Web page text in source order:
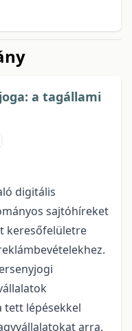
a tagállami
digitális
sajtóhíreket
keresőfelületre
tett lépésekkel
arra,